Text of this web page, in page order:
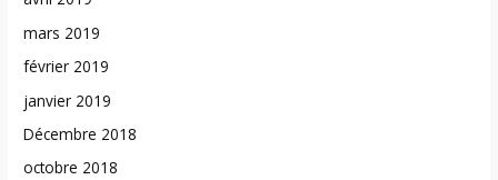
mars 2019
février 2019
janvier 2019
Décembre 2018
octobre 2018